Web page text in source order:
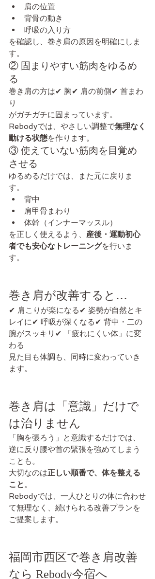
肩の位置
背骨の動き
呼吸の入り方
を確認し、巻き肩の原因を明確にしま
す。
② 固まりやすい筋肉をゆるめ
る
巻き肩の方は✔ 胸✔ 肩の前側✔ 首まわ
り
がガチガチに固まっています。
Rebodyでは、やさしい調整で無理なく
動ける状態を作ります。
③ 使えていない筋肉を目覚め
させる
ゆるめるだけでは、また元に戻りま
す。
背中
肩甲骨まわり
体幹（インナーマッスル）
を正しく使えるよう、 産後・運動初心
者でも安心なトレーニングを行いま
す。
巻き肩が改善すると…
✔ 肩こりが楽になる✔ 姿勢が自然とキ
レイに✔ 呼吸が深くなる✔ 背中・二の
腕がスッキリ✔ 「疲れにくい体」に変
わる
見た目も体調も、同時に変わっていき
ます。
巻き肩は「意識」だけで
は治りません
「胸を張ろう」と意識するだけでは、
逆に反り腰や首の緊張を強めてしまう
ことも。
大切なのは正しい順番で、体を整える
こと。
Rebodyでは、一人ひとりの体に合わせ
て無理なく、続けられる改善プランを
ご提案します。
福岡市西区で巻き肩改善
なら Rebody今宿へ